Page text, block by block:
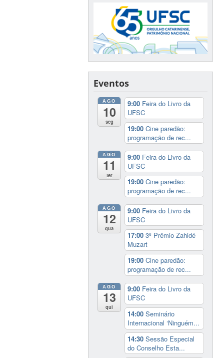
Eventos
AGO
10
seg
9:00 Feira do Livro da
UFSC
19:00Cine paredão:
programação de rec...
AGO
11
ter
9:00 Feira do Livro da
UFSC
19:00Cine paredão:
programação de rec...
AGO
12
qua
9:00 Feira do Livro da
UFSC
17:003º Prêmio Zahidé
Muzart
19:00Cine paredão:
programação de rec...
AGO
13
qui
9:00 Feira do Livro da
UFSC
14:00Seminário
Internacional ‘Ninguém...
14:30Sessão Especial
do Conselho Esta...